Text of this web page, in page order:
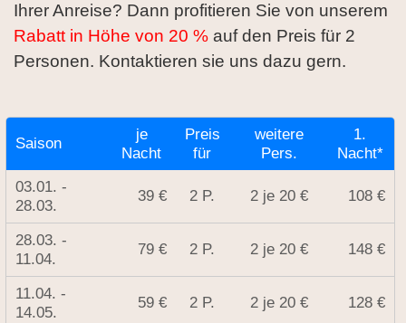
Ihrer Anreise? Dann profitieren Sie von unserem
Rabatt in Höhe von 20 % auf den Preis für 2
Personen. Kontaktieren sie uns dazu gern.
Saison
je
Nacht
Preis
für
weitere
Pers.
1.
Nacht*
03.01. -
28.03.
39 € 2 P. 2 je 20 € 108 €
28.03. -
11.04.
79 € 2 P. 2 je 20 € 148 €
11.04. -
14.05.
59 € 2 P. 2 je 20 € 128 €